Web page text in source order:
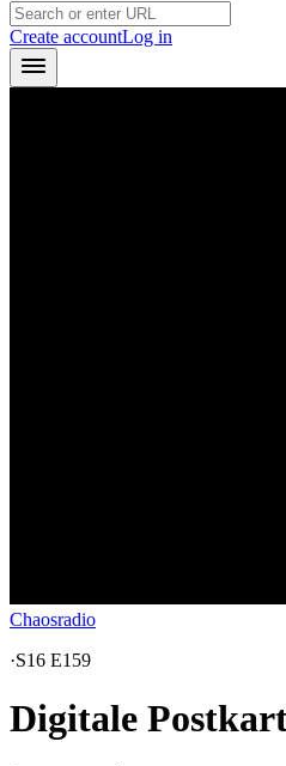
Create accountLog in
Chaosradio
·S16 E159
Digitale